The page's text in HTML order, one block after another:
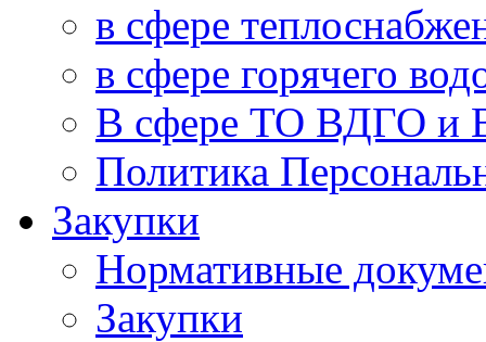
в сфере
в сфере горячего
В сфере ТО ВДГО и
Политика
Закупки
Нормативные
Закупки